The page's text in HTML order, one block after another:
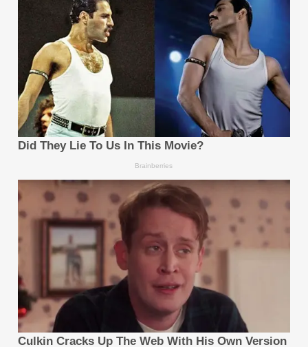
แรงขับเคลื่อนการเติบโตระดับโลก: การตอกย้ำจุดยืน
ผู้นำด้านนวัตกรรม
ความก้าวหน้าในยุโรปสะท้อนแรงขับเคลื่อนการเติบโตระดับ
โลกที่กว้างขึ้นของ Geely โดยช่วงครึ่งแรกของปี 2569
บริษัทมียอดจำหน่ายในต่างประเทศสูงสุดเป็นประวัติการณ์
ที่ 474,228 คัน เพิ่มขึ้น 158% เทียบรายปี ซึ่งเกินยอด
จำหน่ายในต่างประเทศของทั้งปี 2568
มอเตอร์สปอร์ตระดับแนวหน้าเป็นเสาหลักที่เชื่อถือได้
สำหรับ Geely ในการสร้างการยอมรับทางเทคนิค ณ
แบบครบวงจรด้วยการดำเนินกลยุทธ์แบบบูรณาการของ
เทคโนโลยีซึ่งผ่านการทดสอบในสนามแข่ง กลุ่มผลิตภัณฑ์ที่
แข่งขันได้ และความสามารถในการดำเนินงานระดับท้องถิ่น